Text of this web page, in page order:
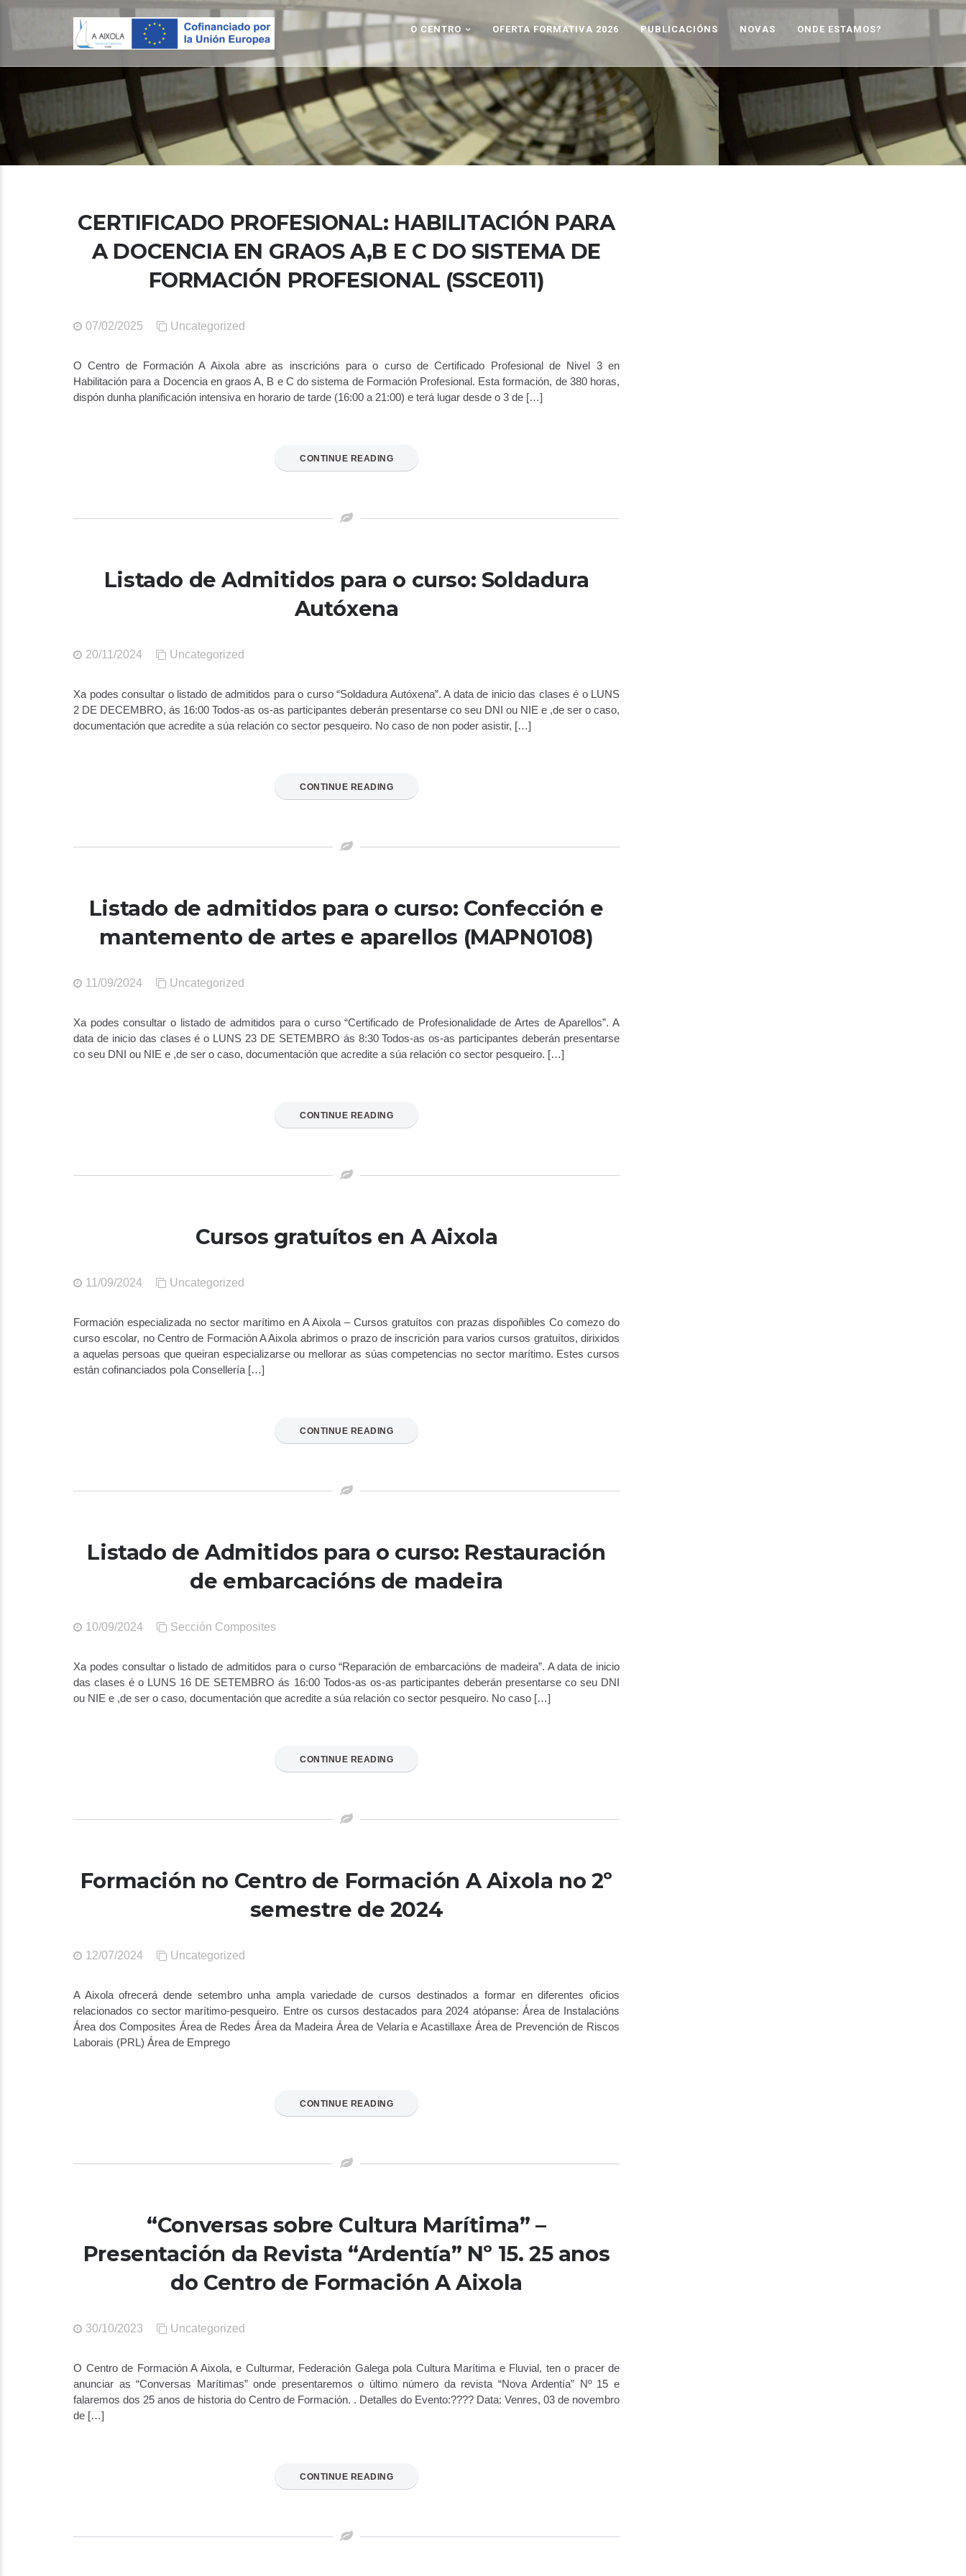
O CENTRO OFERTA FORMATIVA 2026 PUBLICACIÓNS NOVAS ONDE ESTAMOS?
CERTIFICADO PROFESIONAL: HABILITACIÓN PARA
A DOCENCIA EN GRAOS A,B E C DO SISTEMA DE
FORMACIÓN PROFESIONAL (SSCE011)
07/02/2025 Uncategorized
O Centro de Formación A Aixola abre as inscricións para o curso de Certificado Profesional de Nivel 3 en
Habilitación para a Docencia en graos A, B e C do sistema de Formación Profesional. Esta formación, de 380 horas,
dispón dunha planificación intensiva en horario de tarde (16:00 a 21:00) e terá lugar desde o 3 de […]
CONTINUE READING
Listado de Admitidos para o curso: Soldadura
Autóxena
20/11/2024 Uncategorized
Xa podes consultar o listado de admitidos para o curso “Soldadura Autóxena”. A data de inicio das clases é o LUNS
2 DE DECEMBRO, ás 16:00 Todos-as os-as participantes deberán presentarse co seu DNI ou NIE e ,de ser o caso,
documentación que acredite a súa relación co sector pesqueiro. No caso de non poder asistir, […]
CONTINUE READING
Listado de admitidos para o curso: Confección e
mantemento de artes e aparellos (MAPN0108)
11/09/2024 Uncategorized
Xa podes consultar o listado de admitidos para o curso “Certificado de Profesionalidade de Artes de Aparellos”. A
data de inicio das clases é o LUNS 23 DE SETEMBRO ás 8:30 Todos-as os-as participantes deberán presentarse
co seu DNI ou NIE e ,de ser o caso, documentación que acredite a súa relación co sector pesqueiro. […]
CONTINUE READING
Cursos gratuítos en A Aixola
11/09/2024 Uncategorized
Formación especializada no sector marítimo en A Aixola – Cursos gratuítos con prazas dispoñibles Co comezo do
curso escolar, no Centro de Formación A Aixola abrimos o prazo de inscrición para varios cursos gratuítos, dirixidos
a aquelas persoas que queiran especializarse ou mellorar as súas competencias no sector marítimo. Estes cursos
están cofinanciados pola Consellería […]
CONTINUE READING
Listado de Admitidos para o curso: Restauración
de embarcacións de madeira
10/09/2024 Sección Composites
Xa podes consultar o listado de admitidos para o curso “Reparación de embarcacións de madeira”. A data de inicio
das clases é o LUNS 16 DE SETEMBRO ás 16:00 Todos-as os-as participantes deberán presentarse co seu DNI
ou NIE e ,de ser o caso, documentación que acredite a súa relación co sector pesqueiro. No caso […]
CONTINUE READING
Formación no Centro de Formación A Aixola no 2º
semestre de 2024
12/07/2024 Uncategorized
A Aixola ofrecerá dende setembro unha ampla variedade de cursos destinados a formar en diferentes oficios
relacionados co sector marítimo-pesqueiro. Entre os cursos destacados para 2024 atópanse: Área de Instalacións
Área dos Composites Área de Redes Área da Madeira Área de Velaría e Acastillaxe Área de Prevención de Riscos
Laborais (PRL) Área de Emprego
CONTINUE READING
“Conversas sobre Cultura Marítima” –
Presentación da Revista “Ardentía” Nº 15. 25 anos
do Centro de Formación A Aixola
30/10/2023 Uncategorized
O Centro de Formación A Aixola, e Culturmar, Federación Galega pola Cultura Marítima e Fluvial, ten o pracer de
anunciar as “Conversas Marítimas” onde presentaremos o último número da revista “Nova Ardentía” Nº 15 e
falaremos dos 25 anos de historia do Centro de Formación. . Detalles do Evento:????️ Data: Venres, 03 de novembro
de […]
CONTINUE READING